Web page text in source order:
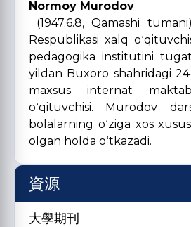
Normoy Murodov
(1947.6.8, Qamashi
Respublikasi xalq
pedagogika institutini
yildan Buxoro shahridagi
maxsus internat
oʻqituvchisi. Murodov
bolalarning oʻziga xos
olgan holda oʻtkazadi.
資源
大學期刊